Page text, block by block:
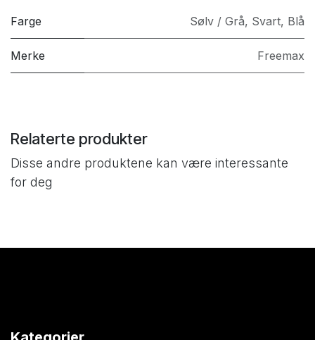
Farge Sølv / Grå, Svart, Blå
Merke Freemax
Relaterte produkter
Disse andre produktene kan være interessante
for deg